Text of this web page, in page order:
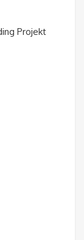
Projekt